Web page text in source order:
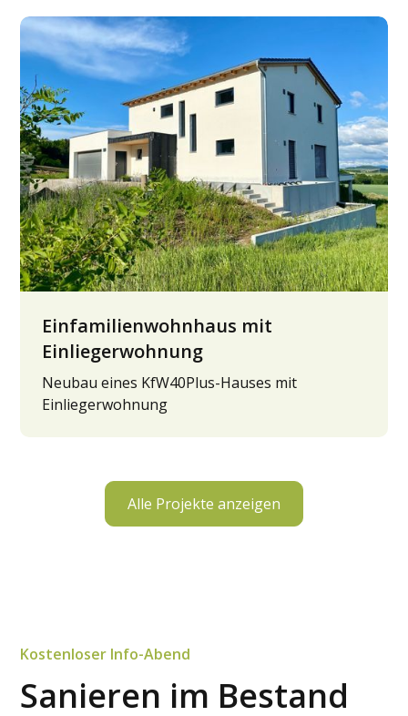
Einfamilienwohnhaus mit
Einliegerwohnung
Neubau eines KfW40Plus-Hauses mit
Einliegerwohnung
Alle Projekte anzeigen
Kostenloser Info-Abend
Sanieren im Bestand